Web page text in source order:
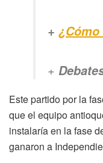
+
+
Este partido por la
que el equipo
instalaría en la fase
ganaron a